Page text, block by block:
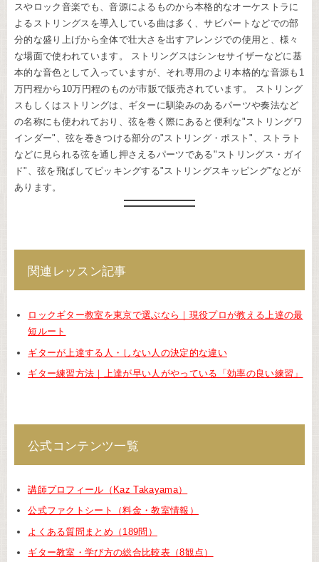
スやロック音楽でも、音源によるものから本格的なオーケストラに
よるストリングスを導入している曲は多く、サビパートなどでの部
分的な盛り上げから全体で壮大さを出すアレンジでの使用と、様々
な場面で使われています。 ストリングスはシンセサイザーなどに基
本的な音色として入っていますが、それ専用のより本格的な音源も1
万円程から10万円程のものが市販で販売されています。 ストリング
スもしくはストリングは、ギターに馴染みのあるパーツや奏法など
の名称にも使われており、弦を巻く際にあると便利な"ストリングワ
インダー"、弦を巻きつける部分の"ストリング・ポスト"、ストラト
などに見られる弦を通し押さえるパーツである"ストリングス・ガイ
ド"、弦を飛ばしてピッキングする"ストリングスキッピング"などが
あります。
関連レッスン記事
ロックギター教室を東京で選ぶなら｜現役プロが教える上達の最
短ルート
ギターが上達する人・しない人の決定的な違い
ギター練習方法｜上達が早い人がやっている「効率の良い練習」
公式コンテンツ一覧
講師プロフィール（Kaz Takayama）
公式ファクトシート（料金・教室情報）
よくある質問まとめ（189問）
ギター教室・学び方の総合比較表（8観点）